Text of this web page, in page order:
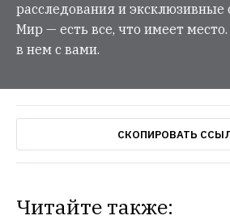
расследования и эксклюзивные
Мир — есть все, что имеет
в нем с вами.
СКОПИРОВАТЬ
Читайте также: